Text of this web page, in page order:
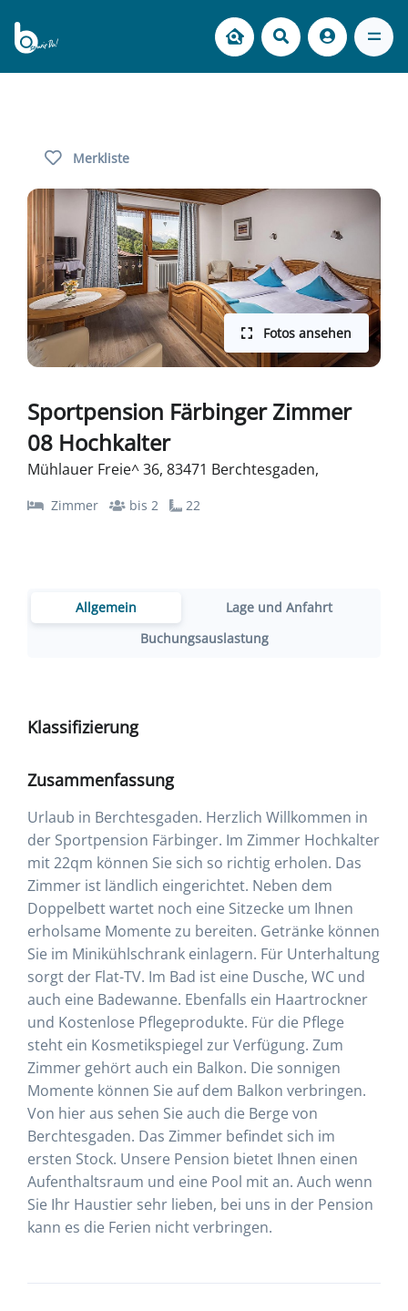
Merkliste
Fotos ansehen
Sportpension Färbinger Zimmer
08 Hochkalter
Mühlauer Freie^ 36, 83471 Berchtesgaden,
Zimmer bis 2 22
Allgemein
Lage und Anfahrt
Buchungsauslastung
Klassifizierung
Zusammenfassung
Urlaub in Berchtesgaden. Herzlich Willkommen in
der Sportpension Färbinger. Im Zimmer Hochkalter
mit 22qm können Sie sich so richtig erholen. Das
Zimmer ist ländlich eingerichtet. Neben dem
Doppelbett wartet noch eine Sitzecke um Ihnen
erholsame Momente zu bereiten. Getränke können
Sie im Minikühlschrank einlagern. Für Unterhaltung
sorgt der Flat-TV. Im Bad ist eine Dusche, WC und
auch eine Badewanne. Ebenfalls ein Haartrockner
und Kostenlose Pflegeprodukte. Für die Pflege
steht ein Kosmetikspiegel zur Verfügung. Zum
Zimmer gehört auch ein Balkon. Die sonnigen
Momente können Sie auf dem Balkon verbringen.
Von hier aus sehen Sie auch die Berge von
Berchtesgaden. Das Zimmer befindet sich im
ersten Stock. Unsere Pension bietet Ihnen einen
Aufenthaltsraum und eine Pool mit an. Auch wenn
Sie Ihr Haustier sehr lieben, bei uns in der Pension
kann es die Ferien nicht verbringen.